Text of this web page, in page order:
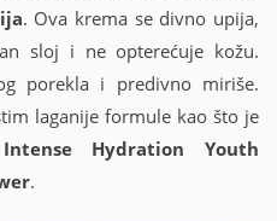
. Ova krema se divno upija,
sloj i ne opterećuje kožu.
porekla i predivno miriše.
laganije formule kao što je
Hydration Youth
.